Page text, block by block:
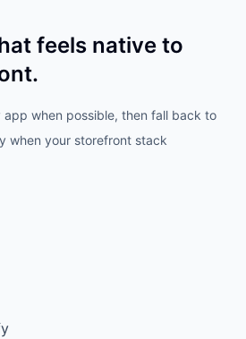
feels native to
when possible, then fall back to
when your storefront stack